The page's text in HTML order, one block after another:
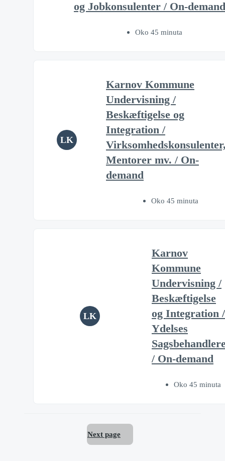
og Jobkonsulenter / On-demand
Oko 45 minuta
LK
Karnov Kommune
Undervisning /
Beskæftigelse og
Integration /
Mentorer mv. / On-
demand
Oko 45 minuta
LK
Karnov
Kommune
Undervisning /
Beskæftigelse
og Integration /
Ydelses
/ On-demand
Oko 45 minuta
Next page